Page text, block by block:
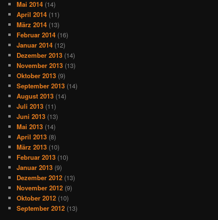
Mai 2014 (14)
April 2014 (11)
März 2014 (13)
Februar 2014 (16)
Januar 2014 (12)
Dezember 2013 (14)
November 2013 (13)
Oktober 2013 (9)
September 2013 (14)
August 2013 (14)
Juli 2013 (11)
Juni 2013 (13)
Mai 2013 (14)
April 2013 (8)
März 2013 (10)
Februar 2013 (10)
Januar 2013 (9)
Dezember 2012 (13)
November 2012 (9)
Oktober 2012 (10)
September 2012 (13)